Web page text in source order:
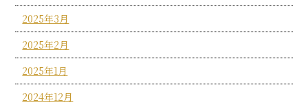
2025年3月
2025年2月
2025年1月
2024年12月